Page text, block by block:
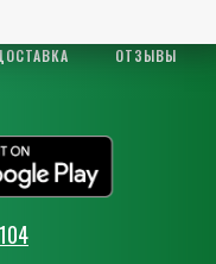
ОТЗЫВЫ